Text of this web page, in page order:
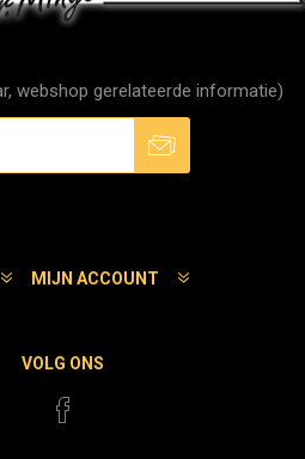
webshop gerelateerde informatie)
MIJN ACCOUNT
VOLG ONS